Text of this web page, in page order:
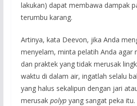
lakukan) dapat membawa dampak
terumbu karang.
Artinya, kata Deevon, jika Anda
menyelam, minta pelatih Anda agar
dan praktek yang tidak merusak
waktu di dalam air, ingatlah selalu
yang halus sekalipun dengan jari
merusak polypyang sangat peka itu.